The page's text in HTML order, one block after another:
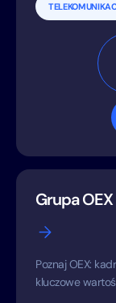
Grupa OEX
Poznaj OEX:
kluczowe